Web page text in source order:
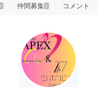
仲間募集 1 コメント